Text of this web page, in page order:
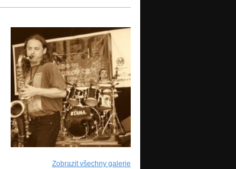
Zobrazit všechny galerie